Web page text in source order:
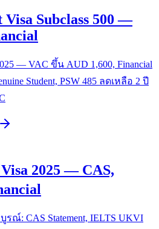
Subclass 500 —
— VAC ขึ้น AUD 1,600, Financial
Student, PSW 485 ลดเหลือ 2 ปี
2025 — CAS,
รณ์: CAS Statement, IELTS UKVI